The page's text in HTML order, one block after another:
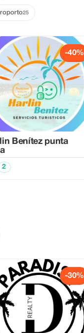
25
-40%
Benítez punta
2
-30%